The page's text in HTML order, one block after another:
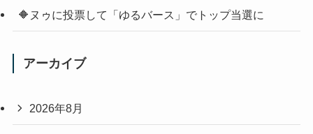
🔶ヌゥに投票して「ゆるバース」でトップ当選に
アーカイブ
2026年8月